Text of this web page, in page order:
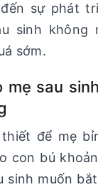
sự phát
sinh không
sớm.
mẹ sau
để mẹ
con bú
sinh muốn